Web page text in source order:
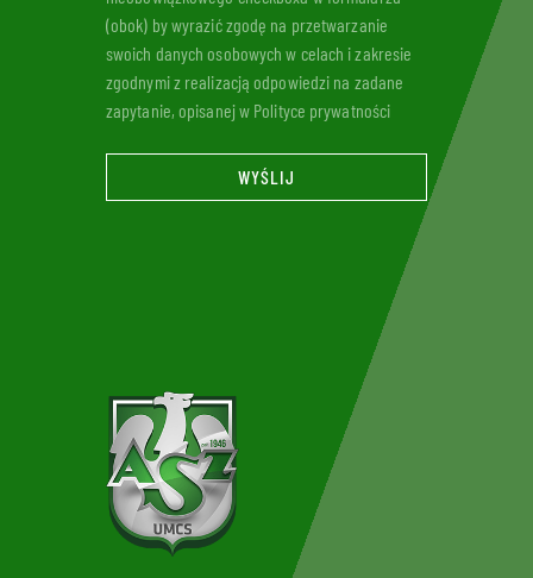
(obok) by wyrazić zgodę na przetwarzanie
swoich danych osobowych w celach i zakresie
zgodnymi z realizacją odpowiedzi na zadane
zapytanie, opisanej w Polityce prywatności
WYŚLIJ